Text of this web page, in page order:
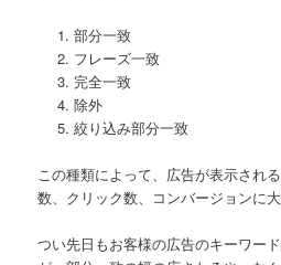
部分一致
フレーズ一致
完全一致
除外
絞り込み部分一致
この種類によって、広告が表示され
数、クリック数、コンバージョンに大
つい先日もお客様の広告のキーワー